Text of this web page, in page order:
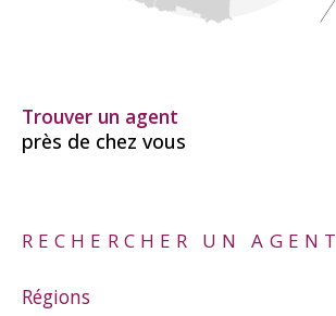
Trouver un agent
près de chez vous
RECHERCHER UN AGENT
Régions